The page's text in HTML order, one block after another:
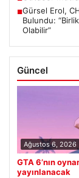
■Gürsel Erol,
Bulundu:
Olabilir”
Güncel
Ağustos 6, 2026
GTA 6’nın
yayınlanacak